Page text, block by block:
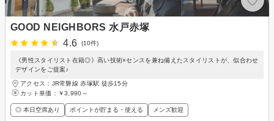
GOOD NEIGHBORS 水戸赤塚
4.6
(10件)
《男性スタイリスト在籍◎》高い技術×センスを兼ね備えたスタイリストが、似合わせ
デザインをご提案♪
アクセス：JR常磐線 赤塚駅 徒歩15分
カット単価： ￥3,990～
◎ 本日空席あり ポイントが貯まる・使える メンズ歓迎